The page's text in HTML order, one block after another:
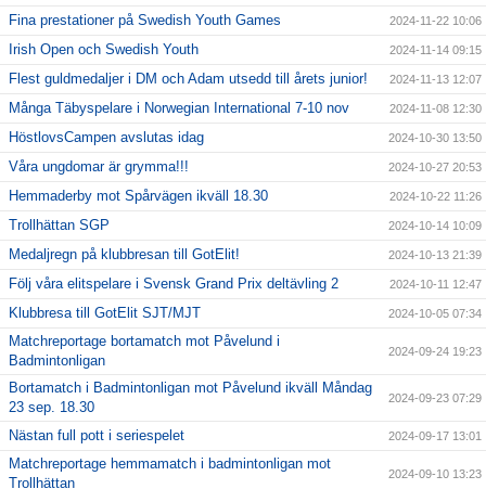
Fina prestationer på Swedish Youth Games 2024-11-22 10:06
Irish Open och Swedish Youth 2024-11-14 09:15
Flest guldmedaljer i DM och Adam utsedd till årets junior! 2024-11-13 12:07
Många Täbyspelare i Norwegian International 7-10 nov 2024-11-08 12:30
HöstlovsCampen avslutas idag 2024-10-30 13:50
Våra ungdomar är grymma!!! 2024-10-27 20:53
Hemmaderby mot Spårvägen ikväll 18.30 2024-10-22 11:26
Trollhättan SGP 2024-10-14 10:09
Medaljregn på klubbresan till GotElit! 2024-10-13 21:39
Följ våra elitspelare i Svensk Grand Prix deltävling 2 2024-10-11 12:47
Klubbresa till GotElit SJT/MJT 2024-10-05 07:34
Matchreportage bortamatch mot Påvelund i
Badmintonligan
2024-09-24 19:23
Bortamatch i Badmintonligan mot Påvelund ikväll Måndag
23 sep. 18.30
2024-09-23 07:29
Nästan full pott i seriespelet 2024-09-17 13:01
Matchreportage hemmamatch i badmintonligan mot
Trollhättan
2024-09-10 13:23